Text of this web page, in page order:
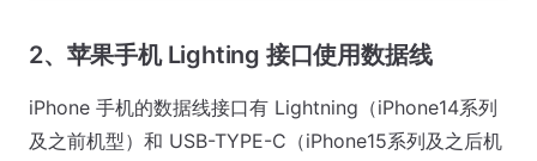
2、苹果手机 Lighting 接口使用数据线
iPhone 手机的数据线接口有 Lightning（iPhone14系列
及之前机型）和 USB-TYPE-C（iPhone15系列及之后机